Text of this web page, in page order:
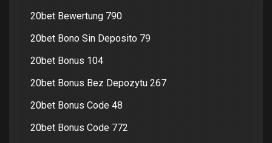
20bet Bewertung 790
20bet Bono Sin Deposito 79
20bet Bonus 104
20bet Bonus Bez Depozytu 267
20bet Bonus Code 48
20bet Bonus Code 772